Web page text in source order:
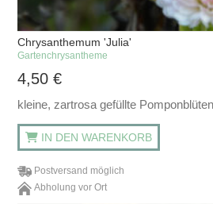
Chrysanthemum 'Julia'
Gartenchrysantheme
4,50€
kleine, zartrosa gefüllte
IN DEN WARENKORB
Postversand möglich
Abholung vor Ort